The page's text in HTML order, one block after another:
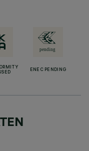
ENEC PENDING